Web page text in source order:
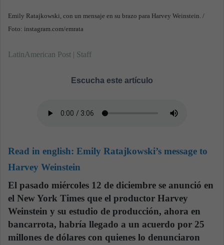
Emily Ratajkowski, con un mensaje en su brazo para Harvey Weinstein. /
Foto: instagram.com/emrata
LatinAmerican Post | Staff
Escucha este artículo
Read in english: Emily Ratajkowski’s message to
Harvey Weinstein
El pasado miércoles 12 de diciembre se anunció en
el New York Times que el productor Harvey
Weinstein y su estudio de producción, ahora en
bancarrota, habría llegado a un acuerdo por 25
millones de dólares con quienes lo denunciaron